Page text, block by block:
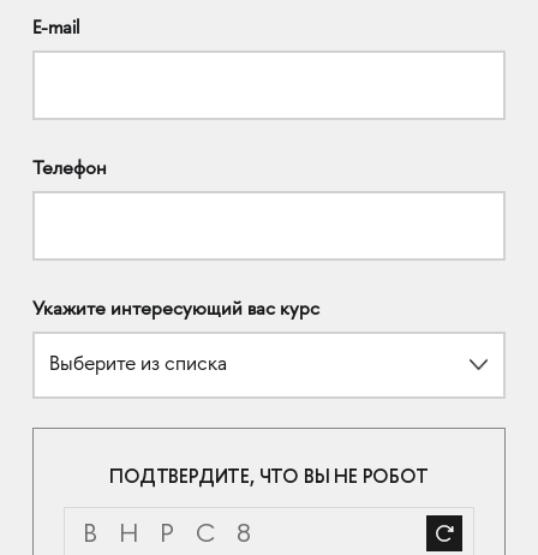
E-mail
Телефон
Укажите интересующий вас курс
Выберите из списка
ПОДТВЕРДИТЕ, ЧТО ВЫ НЕ РОБОТ